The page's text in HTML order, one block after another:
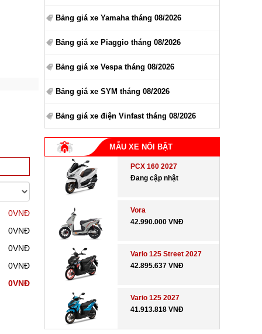
0VNĐ
0VNĐ
0VNĐ
0VNĐ
0VNĐ
Bảng giá xe Yamaha tháng 08/2026
Bảng giá xe Piaggio tháng 08/2026
Bảng giá xe Vespa tháng 08/2026
Bảng giá xe SYM tháng 08/2026
Bảng giá xe điện Vinfast tháng 08/2026
MẪU XE NỔI BẬT
PCX 160 2027
Đang cập nhật
Vora
42.990.000 VNĐ
Vario 125 Street 2027
42.895.637 VNĐ
Vario 125 2027
41.913.818 VNĐ